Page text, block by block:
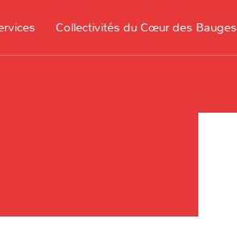
Collectivités du Cœur des Bauges